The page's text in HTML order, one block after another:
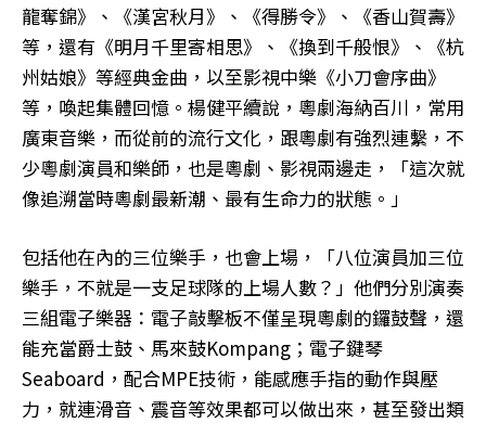
龍奪錦》、《漢宮秋月》、《得勝令》、《香山賀壽》
等，還有《明月千里寄相思》、《換到千般恨》、《杭
州姑娘》等經典金曲，以至影視中樂《小刀會序曲》
等，喚起集體回憶。楊健平續說，粵劇海納百川，常用
廣東音樂，而從前的流行文化，跟粵劇有強烈連繫，不
少粵劇演員和樂師，也是粵劇、影視兩邊走，「這次就
像追溯當時粵劇最新潮、最有生命力的狀態。」
包括他在內的三位樂手，也會上場，「八位演員加三位
樂手，不就是一支足球隊的上場人數？」他們分別演奏
三組電子樂器：電子敲擊板不僅呈現粵劇的鑼鼓聲，還
能充當爵士鼓、馬來鼓Kompang；電子鍵琴
Seaboard，配合MPE技術，能感應手指的動作與壓
力，就連滑音、震音等效果都可以做出來，甚至發出類